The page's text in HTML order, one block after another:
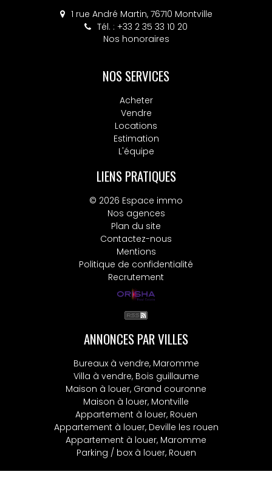
1 rue André Martin, 76710 Montville
Tél. : +33 2 35 33 10 20
Nos honoraires
4 place Colbert, 76130 Mont-Saint-Aignan
Tél. : +33 2 32 10 52 14
Nos honoraires
NOS SERVICES
Acheter
Vendre
Locations
Estimation
L'équipe
LIENS PRATIQUES
© 2026 Espace immo
Nos agences
Plan du site
Contactez-nous
Mentions
Politique de confidentialité
Recrutement
ANNONCES PAR VILLES
Bureaux à vendre, Maromme
Villa à vendre, Bois guillaume
Maison à louer, Grand couronne
Maison à louer, Montville
Appartement à louer, Rouen
Appartement à louer, Deville les rouen
Appartement à louer, Maromme
Parking / box à louer, Rouen